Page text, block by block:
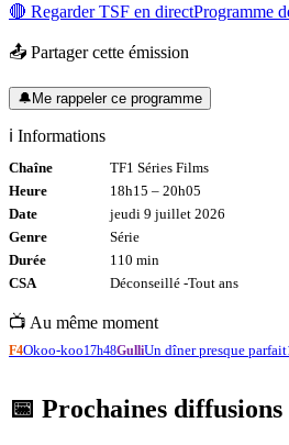
🔴 RegarderTSF en directProgramme
📤 Partager cette émission
🔔Me rappeler ce programme
ℹ️ Informations
Chaîne
TF1 Séries Films
Heure
18h15 – 20h05
Date
jeudi 9 juillet 2026
Genre
Série
Durée
110 min
CSA
Déconseillé -Tout ans
📺 Au même moment
F4Okoo-koo17h48GulliUn dîner presque parfait
📅 Prochaines diffusions